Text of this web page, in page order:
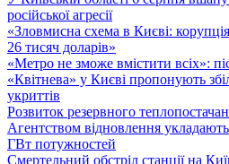
російської агресії
«Зловмисна схема в Києві:
26 тисяч доларів»
«Метро не зможе вмістити всіх»:
«Квітнева» у Києві пропонують
укриттів
Розвиток резервного
Агентством відновлення
ГВт потужностей
Смертельний обстріл станції на